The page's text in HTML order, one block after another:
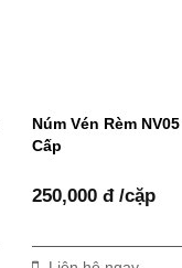
Núm Vén Rèm
Cấp
250,000 đ /cặp